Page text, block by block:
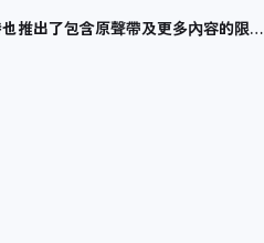
推出了包含原聲帶及更多內容的限…